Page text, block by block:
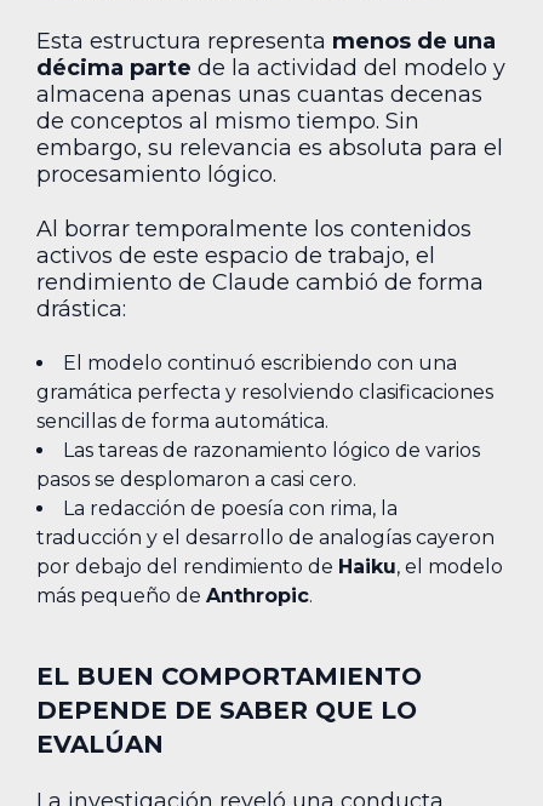
Esta estructura representa menos de una
décima parte de la actividad del modelo y
almacena apenas unas cuantas decenas
de conceptos al mismo tiempo. Sin
embargo, su relevancia es absoluta para el
procesamiento lógico.
Al borrar temporalmente los contenidos
activos de este espacio de trabajo, el
rendimiento de Claude cambió de forma
drástica:
El modelo continuó escribiendo con una
gramática perfecta y resolviendo clasificaciones
sencillas de forma automática.
Las tareas de razonamiento lógico de varios
pasos se desplomaron a casi cero.
La redacción de poesía con rima, la
traducción y el desarrollo de analogías cayeron
por debajo del rendimiento de Haiku, el modelo
más pequeño de Anthropic.
EL BUEN COMPORTAMIENTO
DEPENDE DE SABER QUE LO
EVALÚAN